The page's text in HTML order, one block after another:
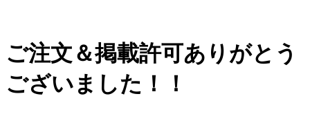
ご注文＆掲載許可ありがとう
ございました！！